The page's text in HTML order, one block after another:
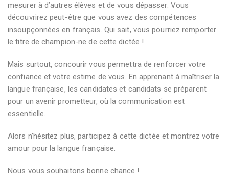
mesurer à d’autres élèves et de vous dépasser. Vous
découvrirez peut-être que vous avez des compétences
insoupçonnées en français. Qui sait, vous pourriez remporter
le titre de champion-ne de cette dictée !
Mais surtout, concourir vous permettra de renforcer votre
confiance et votre estime de vous. En apprenant à maîtriser la
langue française, les candidates et candidats se préparent
pour un avenir prometteur, où la communication est
essentielle.
Alors n’hésitez plus, participez à cette dictée et montrez votre
amour pour la langue française.
Nous vous souhaitons bonne chance !